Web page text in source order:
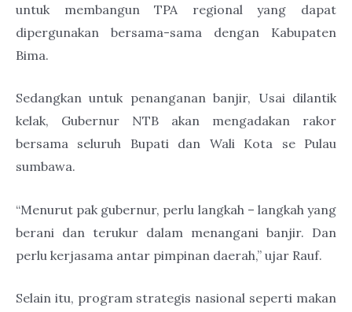
untuk membangun TPA regional yang dapat
dipergunakan bersama-sama dengan Kabupaten
Bima.
Sedangkan untuk penanganan banjir, Usai dilantik
kelak, Gubernur NTB akan mengadakan rakor
bersama seluruh Bupati dan Wali Kota se Pulau
sumbawa.
“Menurut pak gubernur, perlu langkah – langkah yang
berani dan terukur dalam menangani banjir. Dan
perlu kerjasama antar pimpinan daerah,” ujar Rauf.
Selain itu, program strategis nasional seperti makan